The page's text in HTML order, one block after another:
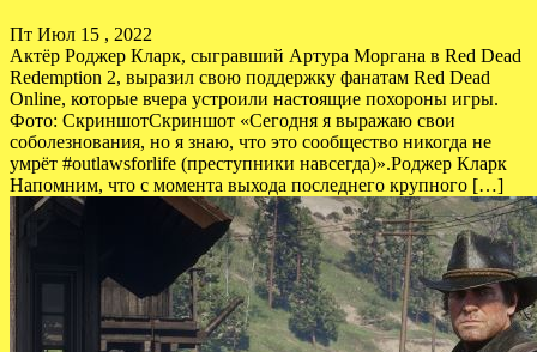
Пт Июл 15 , 2022
Актёр Роджер Кларк, сыгравший Артура Моргана в Red Dead
Redemption 2, выразил свою поддержку фанатам Red Dead
Online, которые вчера устроили настоящие похороны игры.
Фото: СкриншотСкриншот «Сегодня я выражаю свои
соболезнования, но я знаю, что это сообщество никогда не
умрёт #outlawsforlife (преступники навсегда)».Роджер Кларк
Напомним, что с момента выхода последнего крупного […]